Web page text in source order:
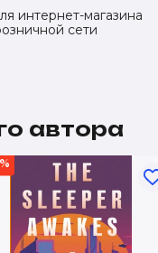
интернет-магазина
сети
автора